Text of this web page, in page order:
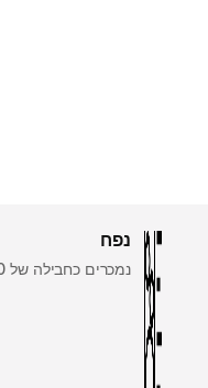
נפח
נמכרים כחבילה של 10.